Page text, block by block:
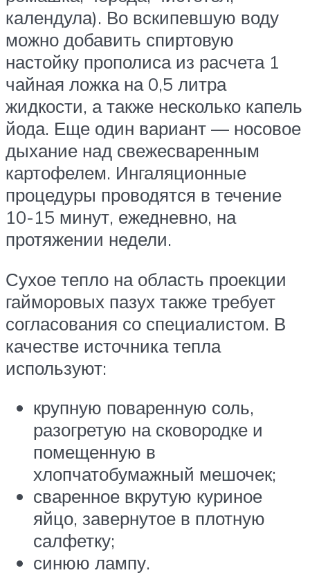
календула). Во вскипевшую воду
можно добавить спиртовую
настойку прополиса из расчета 1
чайная ложка на 0,5 литра
жидкости, а также несколько капель
йода. Еще один вариант — носовое
дыхание над свежесваренным
картофелем. Ингаляционные
процедуры проводятся в течение
10-15 минут, ежедневно, на
протяжении недели.
Сухое тепло на область проекции
гайморовых пазух также требует
согласования со специалистом. В
качестве источника тепла
используют:
крупную поваренную соль,
разогретую на сковородке и
помещенную в
хлопчатобумажный мешочек;
сваренное вкрутую куриное
яйцо, завернутое в плотную
салфетку;
синюю лампу.